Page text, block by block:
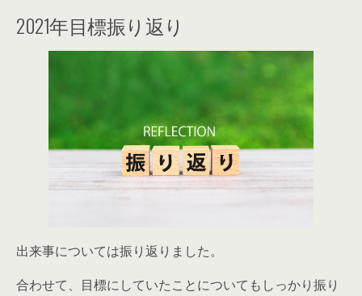
2021年目標振り返り
出来事については振り返りました。
合わせて、目標にしていたことについてもしっかり振り